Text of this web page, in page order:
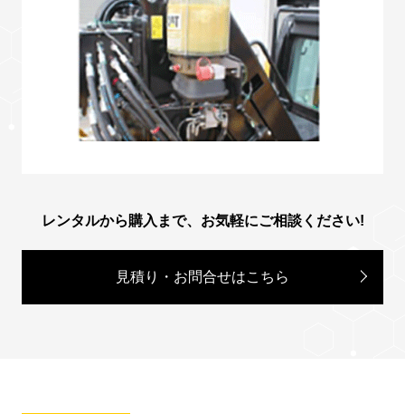
レンタルから購入まで、お気軽にご相談ください!
見積り・お問合せはこちら